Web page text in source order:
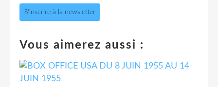
S'inscrire à la newsletter
Vous aimerez aussi :